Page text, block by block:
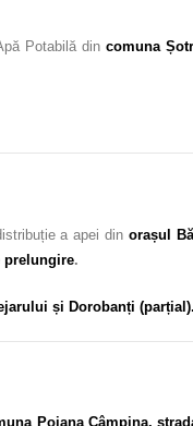
Potabilă dincomuna
a apei din orașul
prelungire.
și Dorobanți (parțial).
Poiana Câmpina,